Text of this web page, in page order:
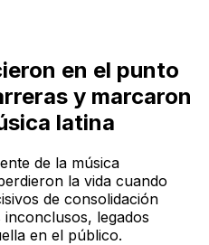
en el punto
y marcaron
latina
de la música
la vida cuando
de consolidación
legados
en el público.